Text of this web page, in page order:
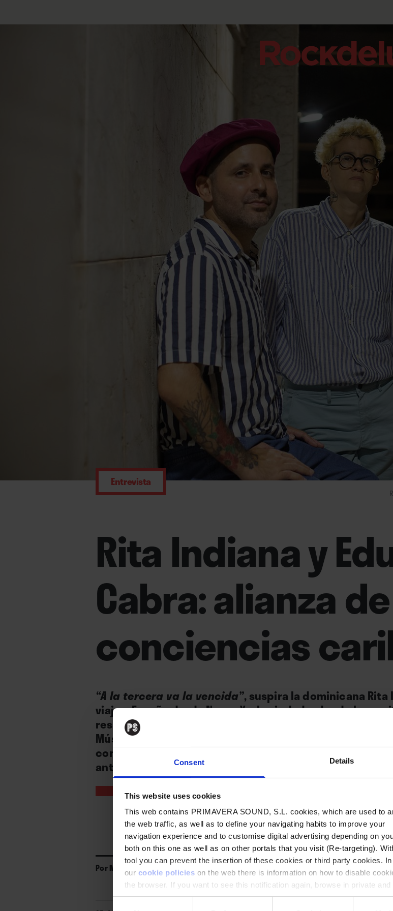
Consent Details
This website uses cookies
This web contains PRIMAVERA SOUND, S.L. cookies, which are used to
the web traffic, as well as to define your navigating habits to improve your
navigation experience and to customise digital advertising depending on
both on this one as well as on other portals that you visit (Re-targeting).
tool you can prevent the insertion of these cookies or third party cookies.
our cookie policies on the web there is information on how to disable
the browser. If you want to see this notification again, browse in private and
appear again
Consent
Entrevista
Rita Indiana y
Cabra: alianza de
conciencias
“A la tercera va la vencida”, suspira la dominicana
viaje a España desde Nueva York, ciudad a donde la
residencia el año pasado. Ya en Cartagena, este verano
Músicas con su productor, exvecino y amigo Eduardo
concierto en Europa y sin tiempo para probar sonido,
anti desfase horario. Veni, vidi, vici.
PorMiguel Tébar A.
El festival La Mar de Músicas
27ª edición, dedicada
segunda actuación deRita